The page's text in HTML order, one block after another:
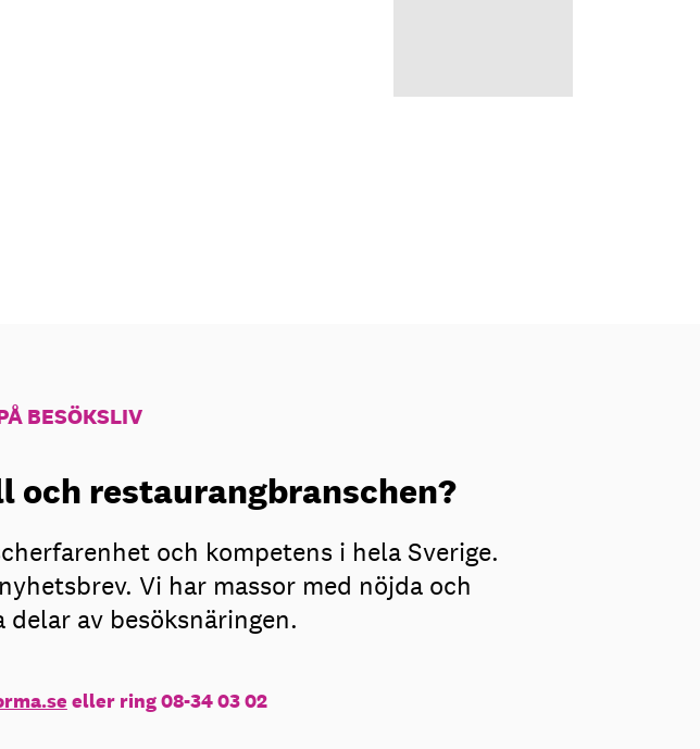
BESÖKSLIV
och restaurangbranschen?
och kompetens i hela Sverige.
Vi har massor med nöjda och
av besöksnäringen.
eller ring 08-34 03 02